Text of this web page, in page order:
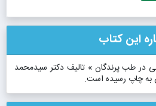
این کتاب
در طب پرندگان » تالیف دکتر سیدمحمد
به چاپ رسیده است.